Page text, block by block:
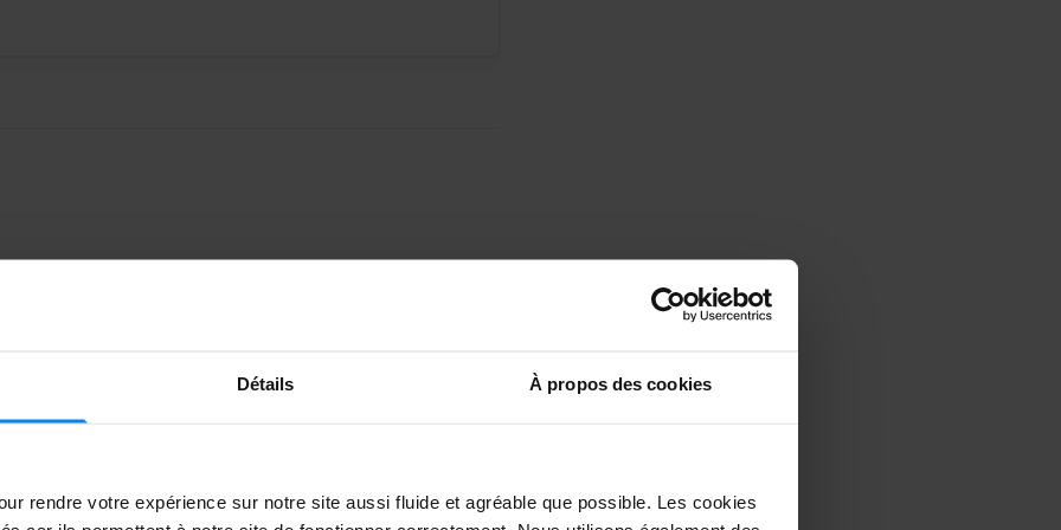
Détails À propos des cookies
rendre votre expérience sur notre site aussi fluide et agréable que possible. Les cookies
à seulement 2 minutes de l'aéroport de
de parking extérieure ou couverte et, grâce au
d'un service professionnel et aurez
votre retour. Avec Pedrocar, choisissez l'option
et remettre vos clés. Le personnel prendra